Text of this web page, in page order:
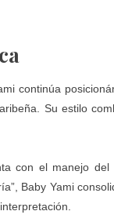
continúa
Su estilo
con el manejo
Baby Yami